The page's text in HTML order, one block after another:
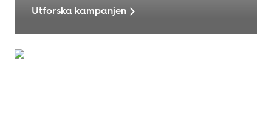
Utforska kampanjen